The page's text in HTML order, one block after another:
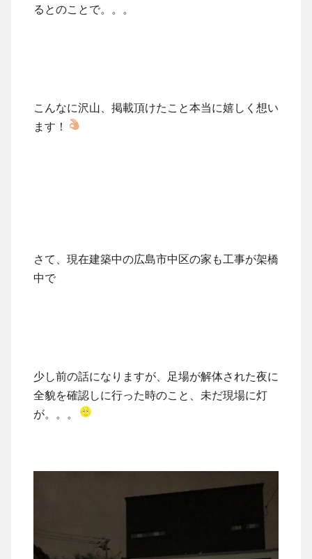
るとのことで。。。
こんなに沢山、掲載頂けたこと本当に嬉しく想い
ます！
さて、現在建築中の広島市中区の家も工事が架橋
中で
少し前の話になりますが、足場が解体された夜に
全貌を確認しに行った時のこと、未だ現場に灯
が。。。